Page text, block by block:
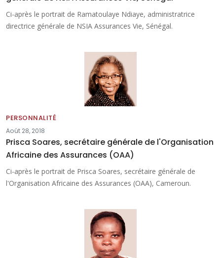
Ci-après le portrait de Ramatoulaye Ndiaye, administratrice
directrice générale de NSIA Assurances Vie, Sénégal.
PERSONNALITÉ
Août 28, 2018
Prisca Soares, secrétaire générale de l'Organisation
Africaine des Assurances (OAA)
Ci-après le portrait de Prisca Soares, secrétaire générale de
l'Organisation Africaine des Assurances (OAA), Cameroun.